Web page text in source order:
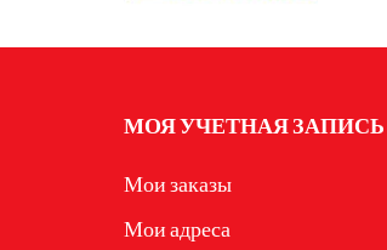
МОЯ УЧЕТНАЯ ЗАПИСЬ
Мои заказы
Мои адреса